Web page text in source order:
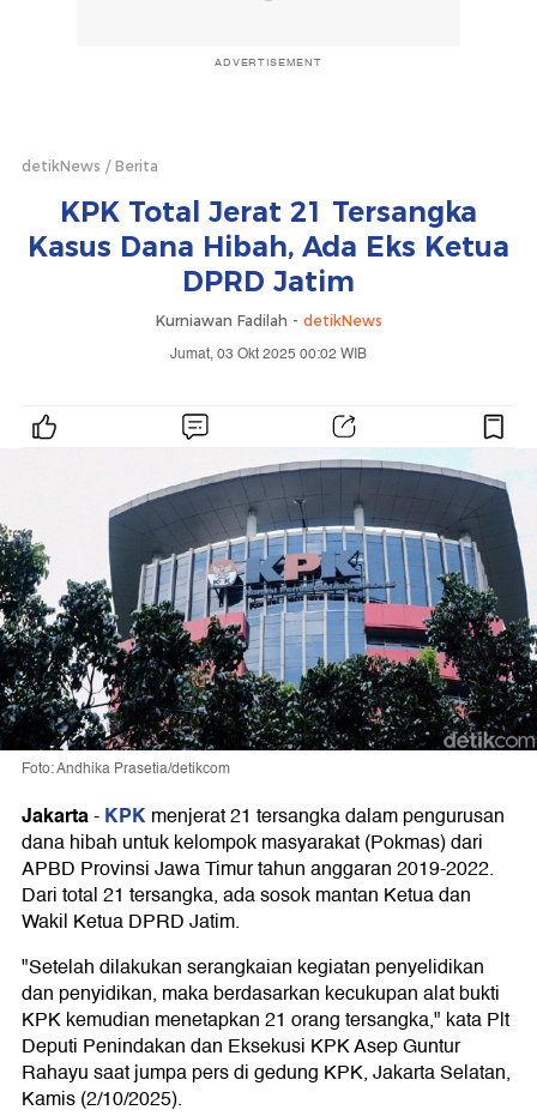
ADVERTISEMENT
detikNews Berita
KPK Total Jerat 21 Tersangka
Kasus Dana Hibah, Ada Eks Ketua
DPRD Jatim
Kurniawan Fadilah - detikNews
Jumat, 03 Okt 2025 00:02 WIB
Foto: Andhika Prasetia/detikcom
Jakarta-KPKmenjerat 21 tersangka dalam pengurusan
dana hibah untuk kelompok masyarakat (Pokmas) dari
APBD Provinsi Jawa Timur tahun anggaran 2019-2022.
Dari total 21 tersangka, ada sosok mantan Ketua dan
Wakil Ketua DPRD Jatim.
"Setelah dilakukan serangkaian kegiatan penyelidikan
dan penyidikan, maka berdasarkan kecukupan alat bukti
KPK kemudian menetapkan 21 orang tersangka," kata Plt
Deputi Penindakan dan Eksekusi KPK Asep Guntur
Rahayu saat jumpa pers di gedung KPK, Jakarta Selatan,
Kamis (2/10/2025).